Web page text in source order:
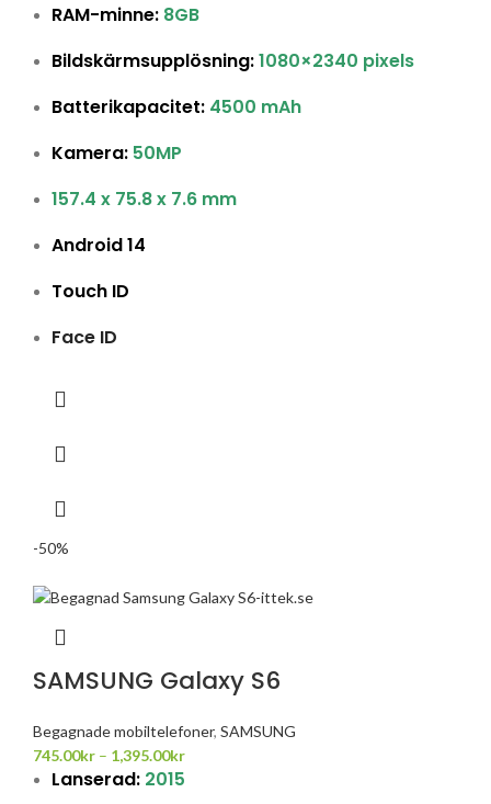
RAM-minne: 8GB
Bildskärmsupplösning:1080×2340 pixels
Batterikapacitet: 4500 mAh
Kamera: 50MP
157.4 x 75.8 x 7.6 mm
Android 14
Touch ID
Face ID
-50%
SAMSUNG Galaxy S6
Begagnade mobiltelefoner, SAMSUNG
745.00kr – 1,395.00kr
Lanserad: 2015